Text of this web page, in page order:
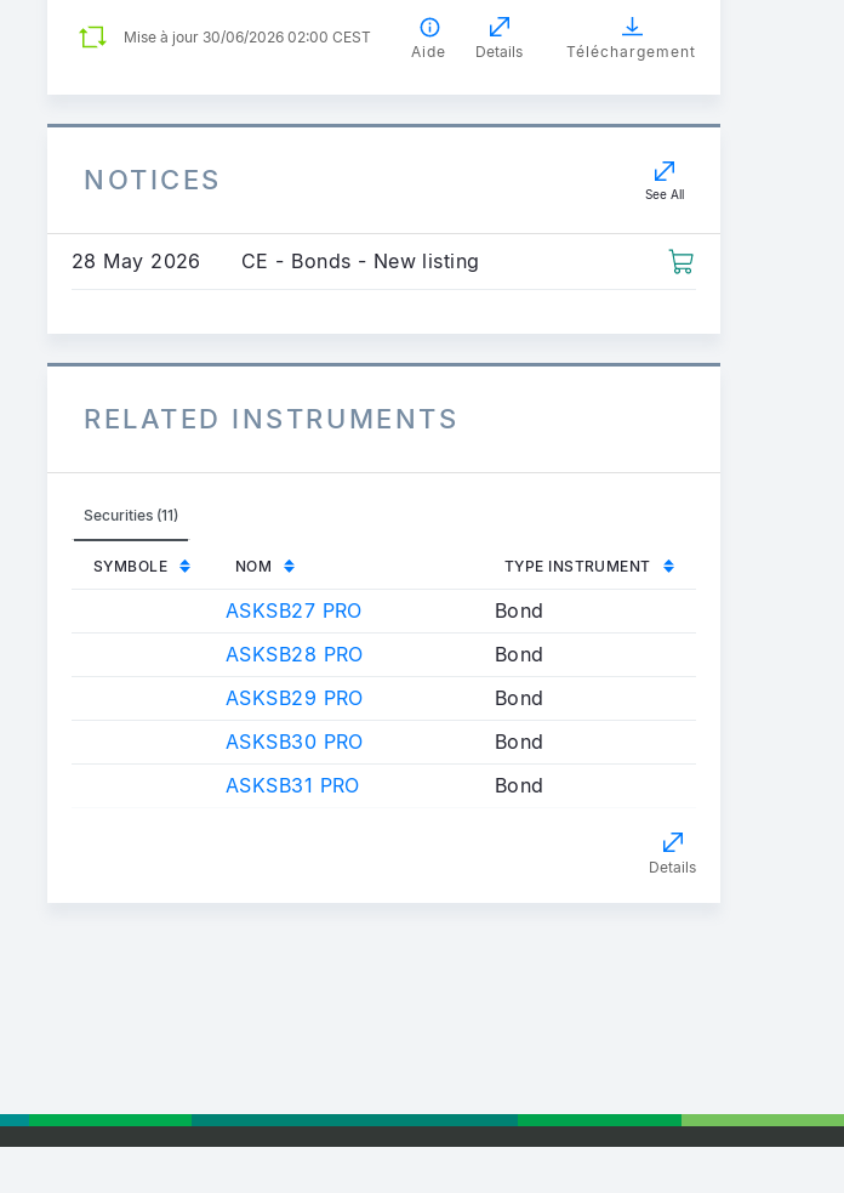
Mise à jour 30/06/2026 02:00 CEST
Aide
Details Téléchargement
NOTICES See All
28 May 2026 CE - Bonds - New listing
RELATED INSTRUMENTS
Securities (11)
SYMBOLE NOM TYPE INSTRUMENT
ASKSB27 PRO
Bond
ASKSB28 PRO
Bond
ASKSB29 PRO
Bond
ASKSB30 PRO
Bond
ASKSB31 PRO
Bond
Details